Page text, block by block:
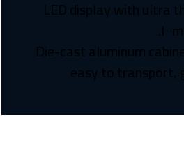
LED display with ultra
Die-cast aluminum
easy to transport,